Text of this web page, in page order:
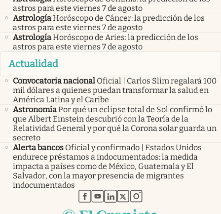
astros para este viernes 7 de agosto
AstrologíaHoróscopo de Cáncer: la predicción de los
astros para este viernes 7 de agosto
AstrologíaHoróscopo de Aries: la predicción de los
astros para este viernes 7 de agosto
Actualidad
Convocatoria nacional Oficial | Carlos Slim regalará 100
mil dólares a quienes puedan transformar la salud en
América Latina y el Caribe
AstronomíaPor qué un eclipse total de Sol confirmó lo
que Albert Einstein descubrió con la Teoría de la
Relatividad General y por qué la Corona solar guarda un
secreto
Alerta bancos Oficial y confirmado | Estados Unidos
endurece préstamos a indocumentados: la medida
impacta a países como de México, Guatemala y El
Salvador, con la mayor presencia de migrantes
indocumentados
abre en nueva pestaña
abre en nueva pestaña
abre en nueva pestaña
abre en nueva pestaña
abre en nueva pestaña